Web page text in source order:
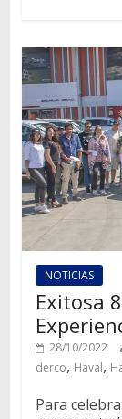
NOTICIAS
Exitosa
28/10/2022
derco, Haval,
Para